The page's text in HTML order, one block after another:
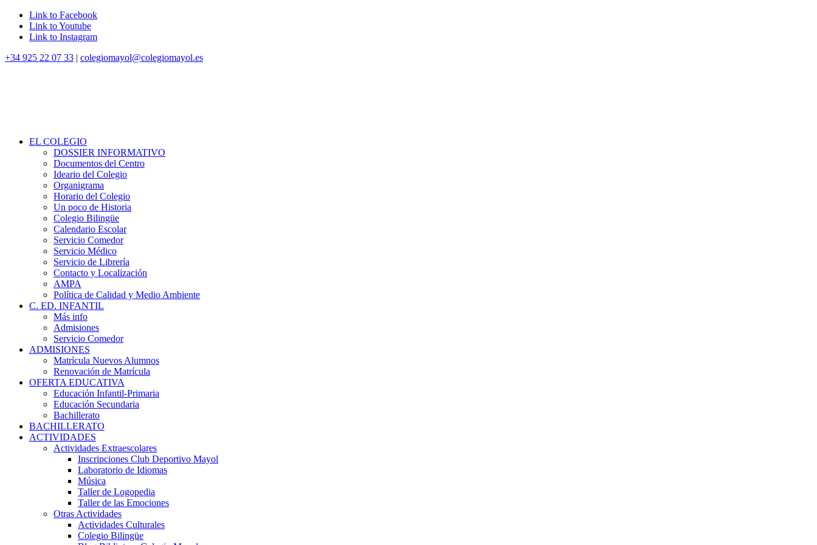
Link to Facebook
Link to Youtube
Link to Instagram
+34 925 22 07 33 | colegiomayol@colegiomayol.es
EL COLEGIO
DOSSIER INFORMATIVO
Documentos del Centro
Ideario del Colegio
Organigrama
Horario del Colegio
Un poco de Historia
Colegio Bilingüe
Calendario Escolar
Servicio Comedor
Servicio Médico
Servicio de Librería
Contacto y Localización
AMPA
Política de Calidad y Medio Ambiente
C. ED. INFANTIL
Más info
Admisiones
Servicio Comedor
ADMISIONES
Matrícula Nuevos Alumnos
Renovación de Matrícula
OFERTA EDUCATIVA
Educación Infantil-Primaria
Educación Secundaria
Bachillerato
BACHILLERATO
ACTIVIDADES
Actividades Extraescolares
Inscripciones Club Deportivo Mayol
Laboratorio de Idiomas
Música
Taller de Logopedia
Taller de las Emociones
Otras Actividades
Actividades Culturales
Colegio Bilingüe